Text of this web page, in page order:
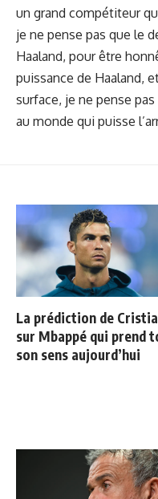
un grand compétiteur
je ne pense pas que le
Haaland, pour être
puissance de Haaland,
surface, je ne pense
au monde qui puisse
La prédiction de
sur Mbappé qui prend
son sens aujourd’hui